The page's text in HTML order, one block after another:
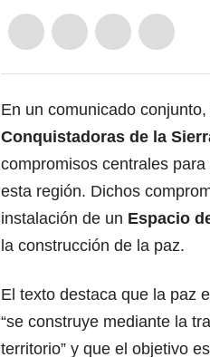
En un comunicado conjunto,
Conquistadoras de la
compromisos centrales
esta región. Dichos
instalación de un Espacio
la construcción de la paz.
El texto destaca que la paz
“se construye mediante la
territorio” y que el objetivo